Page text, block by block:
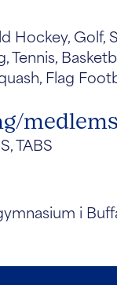
Hockey, Golf,
Tennis,
Flag
TABS
i